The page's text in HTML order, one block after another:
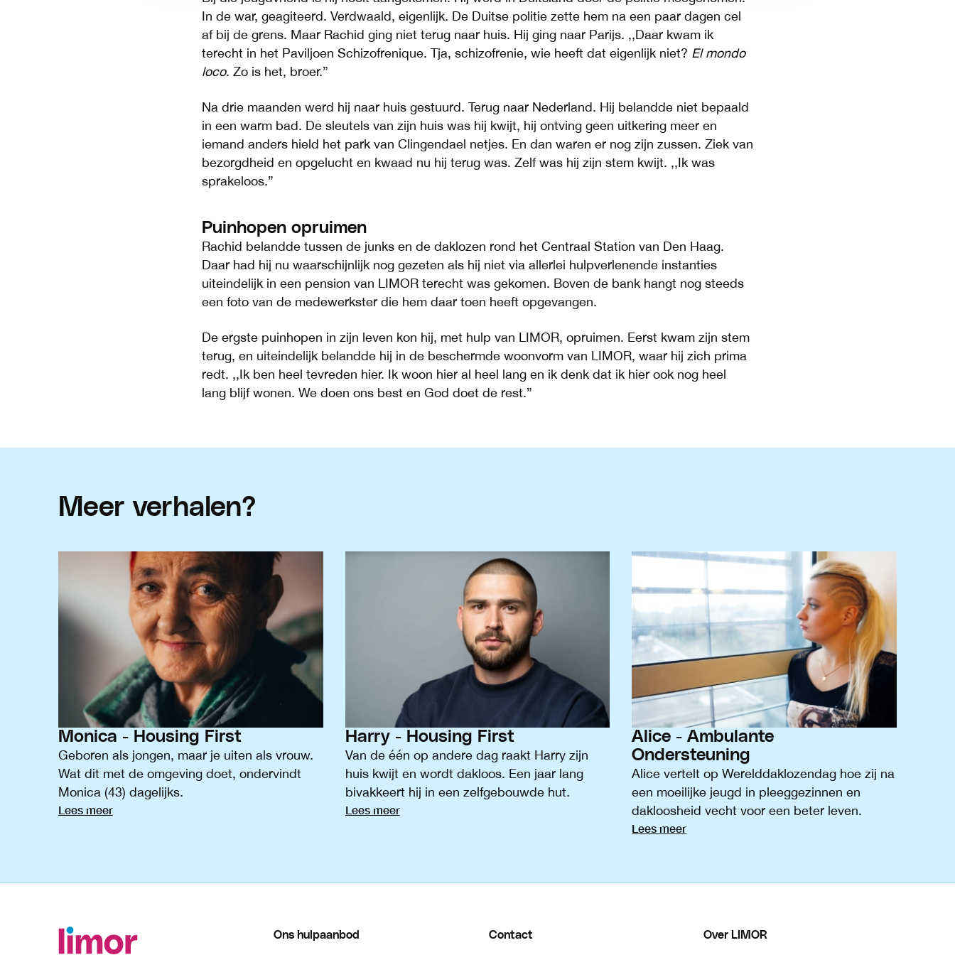
In de war, geagiteerd. Verdwaald, eigenlijk. De Duitse politie zette hem na een paar dagen cel
af bij de grens. Maar Rachid ging niet terug naar huis. Hij ging naar Parijs. ,,Daar kwam ik
terecht in het Paviljoen Schizofrenique. Tja, schizofrenie, wie heeft dat eigenlijk niet? El mondo
loco. Zo is het, broer.”
Na drie maanden werd hij naar huis gestuurd. Terug naar Nederland. Hij belandde niet bepaald
in een warm bad. De sleutels van zijn huis was hij kwijt, hij ontving geen uitkering meer en
iemand anders hield het park van Clingendael netjes. En dan waren er nog zijn zussen. Ziek van
bezorgdheid en opgelucht en kwaad nu hij terug was. Zelf was hij zijn stem kwijt. ,,Ik was
sprakeloos.”
Puinhopen opruimen
Rachid belandde tussen de junks en de daklozen rond het Centraal Station van Den Haag.
Daar had hij nu waarschijnlijk nog gezeten als hij niet via allerlei hulpverlenende instanties
uiteindelijk in een pension van LIMOR terecht was gekomen. Boven de bank hangt nog steeds
een foto van de medewerkster die hem daar toen heeft opgevangen.
De ergste puinhopen in zijn leven kon hij, met hulp van LIMOR, opruimen. Eerst kwam zijn stem
terug, en uiteindelijk belandde hij in de beschermde woonvorm van LIMOR, waar hij zich prima
redt. ,,Ik ben heel tevreden hier. Ik woon hier al heel lang en ik denk dat ik hier ook nog heel
lang blijf wonen. We doen ons best en God doet de rest.”
Meer verhalen?
Monica - Housing First
Geboren als jongen, maar je uiten als vrouw.
Wat dit met de omgeving doet, ondervindt
Monica (43) dagelijks.
Lees meer
Harry - Housing First
Van de één op andere dag raakt Harry zijn
huis kwijt en wordt dakloos. Een jaar lang
bivakkeert hij in een zelfgebouwde hut.
Lees meer
Alice - Ambulante
Ondersteuning
Alice vertelt op Werelddaklozendag hoe zij na
een moeilijke jeugd in pleeggezinnen en
dakloosheid vecht voor een beter leven.
Lees meer
Ons hulpaanbod Contact Over LIMOR